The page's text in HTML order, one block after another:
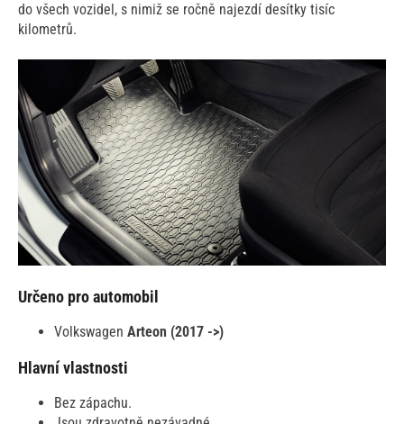
do všech vozidel, s nimiž se ročně najezdí desítky tisíc
kilometrů.
Určeno pro automobil
Volkswagen Arteon (2017 ->)
Hlavní vlastnosti
Bez zápachu.